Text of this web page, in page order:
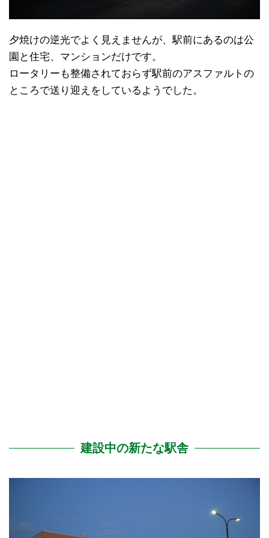
夕焼けの逆光でよく見えませんが、駅前にあるのは公
園と住宅、マンションだけです。
ロータリーも整備されておらず駅前のアスファルトの
ところで送り迎えをしているようでした。
建設中の新たな駅舎